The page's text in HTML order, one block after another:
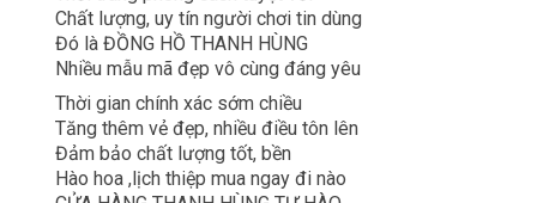
Chất lượng, uy tín người chơi tin dùng
Đó là ĐỒNG HỒ THANH HÙNG
Nhiều mẫu mã đẹp vô cùng đáng yêu
Thời gian chính xác sớm chiều
Tăng thêm vẻ đẹp, nhiều điều tôn lên
Đảm bảo chất lượng tốt, bền
Hào hoa ,lịch thiệp mua ngay đi nào